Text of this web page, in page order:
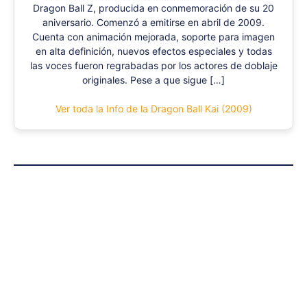
Dragon Ball Z, producida en conmemoración de su 20
aniversario. Comenzó a emitirse en abril de 2009.
Cuenta con animación mejorada, soporte para imagen
en alta definición, nuevos efectos especiales y todas
las voces fueron regrabadas por los actores de doblaje
originales. Pese a que sigue […]
Ver toda la Info de la Dragon Ball Kai (2009)